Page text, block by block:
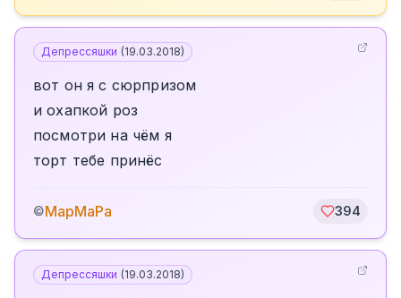
Депрессяшки (19.03.2018)
вот он я с сюрпризом
и охапкой роз
посмотри на чём я
торт тебе принёс
©МарМаРа 394
Депрессяшки (19.03.2018)